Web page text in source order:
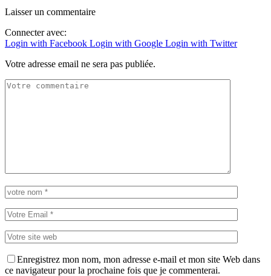
Laisser un commentaire
Connecter avec:
Login with Facebook Login with Google Login with Twitter
Votre adresse email ne sera pas publiée.
Enregistrez mon nom, mon adresse e-mail et mon site Web dans
ce navigateur pour la prochaine fois que je commenterai.